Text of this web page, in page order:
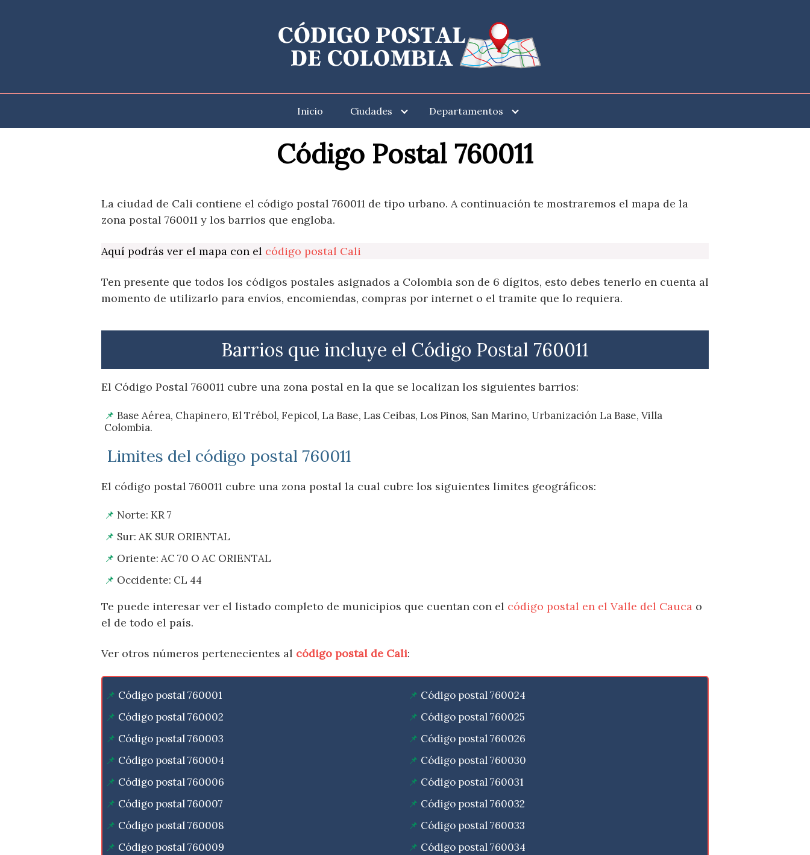
Inicio Ciudades Departamentos
Código Postal 760011
La ciudad de Cali contiene el código postal 760011 de tipo urbano. A continuación te mostraremos el mapa de la
zona postal 760011 y los barrios que engloba.
Aquí podrás ver el mapa con el código postal Cali
Ten presente que todos los códigos postales asignados a Colombia son de 6 dígitos, esto debes tenerlo en cuenta al
momento de utilizarlo para envíos, encomiendas, compras por internet o el tramite que lo requiera.
Barrios que incluye el Código Postal 760011
El Código Postal 760011 cubre una zona postal en la que se localizan los siguientes barrios:
Base Aérea, Chapinero, El Trébol, Fepicol, La Base, Las Ceibas, Los Pinos, San Marino, Urbanización La Base, Villa
Colombia.
Limites del código postal 760011
El código postal 760011 cubre una zona postal la cual cubre los siguientes limites geográficos:
Norte: KR 7
Sur: AK SUR ORIENTAL
Oriente: AC 70 O AC ORIENTAL
Occidente: CL 44
Te puede interesar ver el listado completo de municipios que cuentan con el código postal en el Valle del Cauca o
el de todo el país.
Ver otros números pertenecientes al código postal de Cali:
Código postal 760001
Código postal 760002
Código postal 760003
Código postal 760004
Código postal 760006
Código postal 760007
Código postal 760008
Código postal 760009
Código postal 760024
Código postal 760025
Código postal 760026
Código postal 760030
Código postal 760031
Código postal 760032
Código postal 760033
Código postal 760034